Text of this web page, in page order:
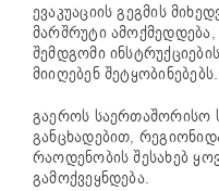
ევაკუაციის გეგმის
მარშრუტი
შემდგომი
მიიღებენ შეტყობინებებს.
გაეროს საერთაშორისო
განცხადებით,
რაოდენობის შესახებ
გამოქვეყნდება.